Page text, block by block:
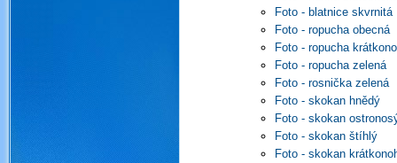
Foto - blatnice skvrnitá
Foto - ropucha obecná
Foto - ropucha
Foto - ropucha zelená
Foto - rosnička zelená
Foto - skokan hnědý
Foto - skokan
Foto - skokan štíhlý
Foto - skokan